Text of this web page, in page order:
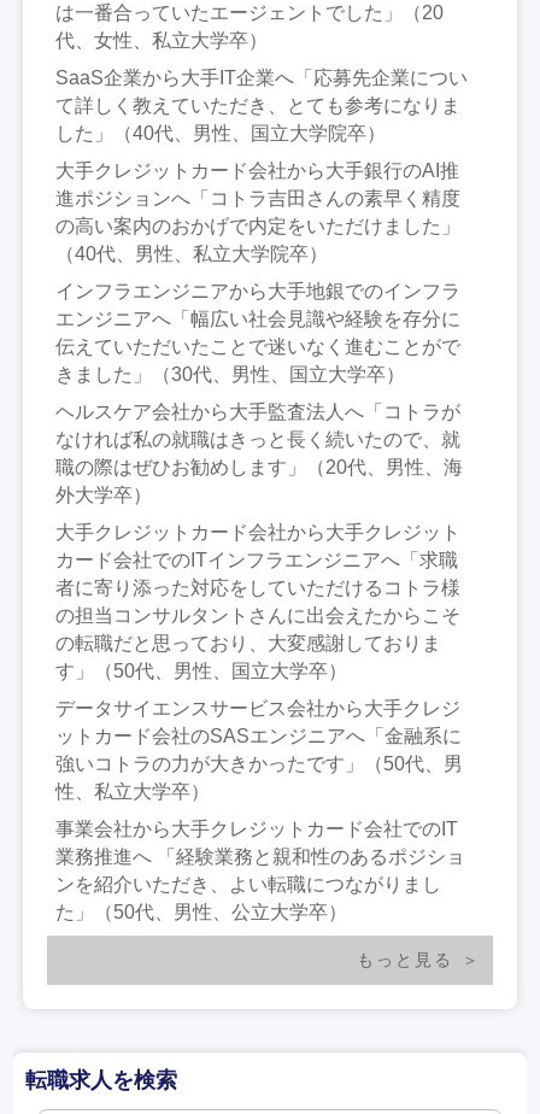
は一番合っていたエージェントでした」（20
代、女性、私立大学卒）
SaaS企業から大手IT企業へ「応募先企業につい
て詳しく教えていただき、とても参考になりま
した」（40代、男性、国立大学院卒）
大手クレジットカード会社から大手銀行のAI推
進ポジションへ「コトラ吉田さんの素早く精度
の高い案内のおかげで内定をいただけました」
（40代、男性、私立大学院卒）
インフラエンジニアから大手地銀でのインフラ
エンジニアへ「幅広い社会見識や経験を存分に
伝えていただいたことで迷いなく進むことがで
きました」（30代、男性、国立大学卒）
ヘルスケア会社から大手監査法人へ「コトラが
なければ私の就職はきっと長く続いたので、就
職の際はぜひお勧めします」（20代、男性、海
外大学卒）
大手クレジットカード会社から大手クレジット
カード会社でのITインフラエンジニアへ「求職
者に寄り添った対応をしていただけるコトラ様
の担当コンサルタントさんに出会えたからこそ
の転職だと思っており、大変感謝しておりま
す」（50代、男性、国立大学卒）
データサイエンスサービス会社から大手クレジ
ットカード会社のSASエンジニアへ「金融系に
強いコトラの力が大きかったです」（50代、男
性、私立大学卒）
事業会社から大手クレジットカード会社でのIT
業務推進へ 「経験業務と親和性のあるポジショ
ンを紹介いただき、よい転職につながりまし
た」（50代、男性、公立大学卒）
もっと見る
転職求人を検索